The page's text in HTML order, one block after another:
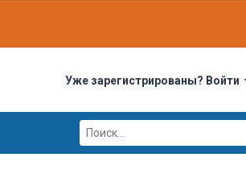
Уже зарегистрированы? Войти